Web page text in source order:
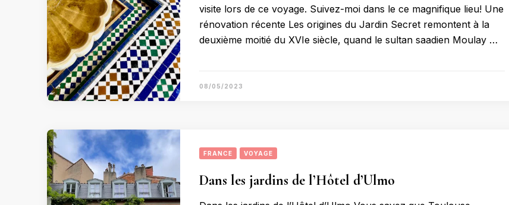
visite lors de ce voyage. Suivez-moi dans le ce magnifique lieu! Une
rénovation récente Les origines du Jardin Secret remontent à la
deuxième moitié du XVIe siècle, quand le sultan saadien Moulay …
08/05/2023
FRANCE VOYAGE
Dans les jardins de l’Hôtel d’Ulmo